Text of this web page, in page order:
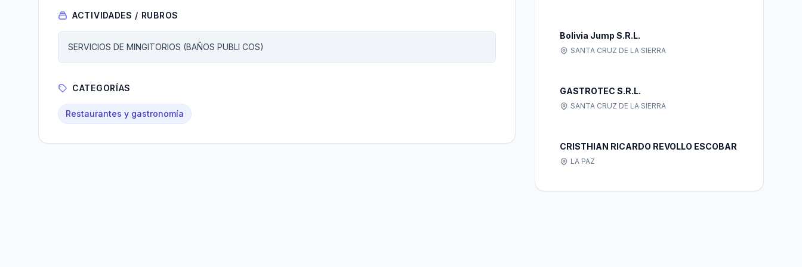
ACTIVIDADES / RUBROS
SERVICIOS DE MINGITORIOS (BAÑOS PUBLI COS)
CATEGORÍAS
Restaurantes y gastronomía
Bolivia Jump S.R.L.
SANTA CRUZ DE LA SIERRA
GASTROTEC S.R.L.
SANTA CRUZ DE LA SIERRA
CRISTHIAN RICARDO REVOLLO ESCOBAR
LA PAZ